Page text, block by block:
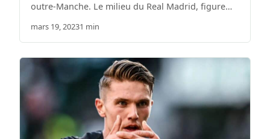
outre-Manche. Le milieu du Real Madrid, figure…
mars 19, 20231 min